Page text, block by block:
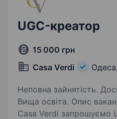
UGC-креатор
15 000 грн
Casa Verdi
Одеса,
Неповна зайнятість.
Вища освіта. Опис вакансіїУ дружню команду
Casa Verdi запрошуємо